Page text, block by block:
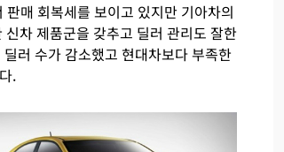
매 회복세를 보이고 있지만 기아차의
차 제품군을 갖추고 딜러 관리도 잘한
러 수가 감소했고 현대차보다 부족한
.